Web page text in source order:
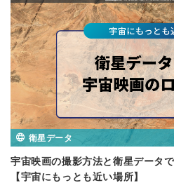
衛星データ
宇宙映画の撮影方法と衛星データ
【宇宙にもっとも近い場所】